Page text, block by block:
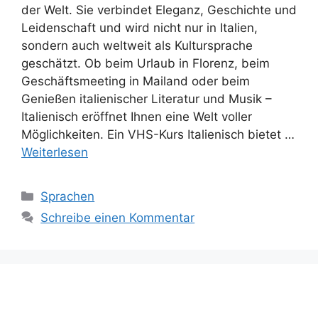
der Welt. Sie verbindet Eleganz, Geschichte und
Leidenschaft und wird nicht nur in Italien,
sondern auch weltweit als Kultursprache
geschätzt. Ob beim Urlaub in Florenz, beim
Geschäftsmeeting in Mailand oder beim
Genießen italienischer Literatur und Musik –
Italienisch eröffnet Ihnen eine Welt voller
Möglichkeiten. Ein VHS-Kurs Italienisch bietet …
Weiterlesen
Kategorien
Sprachen
Schreibe einen Kommentar